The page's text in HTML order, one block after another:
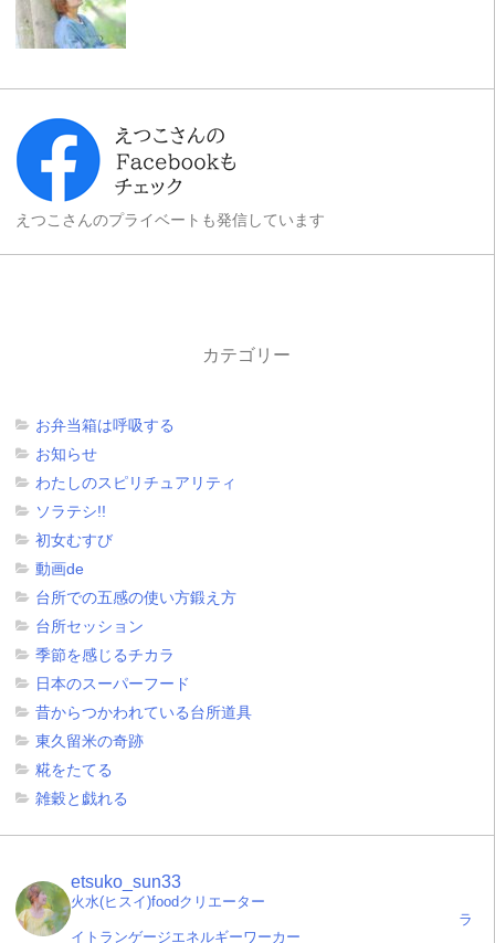
えつこさんのプライベートも発信しています
カテゴリー
お弁当箱は呼吸する
お知らせ
わたしのスピリチュアリティ
ソラテシ!!
初女むすび
動画de
台所での五感の使い方鍛え方
台所セッション
季節を感じるチカラ
日本のスーパーフード
昔からつかわれている台所道具
東久留米の奇跡
糀をたてる
雑穀と戯れる
etsuko_sun33
火水(ヒスイ)foodクリエーター
ラ
イトランゲージエネルギーワーカー